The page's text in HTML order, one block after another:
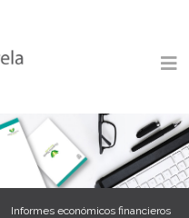
Informes económicos financieros